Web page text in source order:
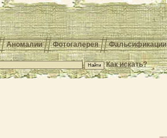
Аномалии Фотогалерея Фальсификации
Как искать?